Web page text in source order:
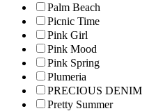
Palm Beach
Picnic Time
Pink Girl
Pink Mood
Pink Spring
Plumeria
PRECIOUS DENIM
Pretty Summer